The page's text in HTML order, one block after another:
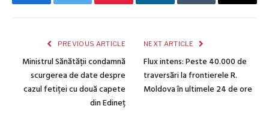
FacebookTwitter Pinterest LinkedInTumblr Email
PREVIOUS ARTICLE
Ministrul Sănătății condamnă
scurgerea de date despre
cazul fetiței cu două capete
din Edineț
NEXT ARTICLE
Flux intens: Peste 40.000 de
traversări la frontierele R.
Moldova în ultimele 24 de ore